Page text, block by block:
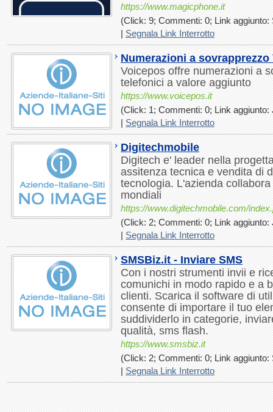
https://www.magicphone.it
(Click: 9; Commenti: 0; Link aggiunto:
|Segnala Link Interrotto
Numerazioni a sovrapprezzo
Voicepos offre numerazioni a
telefonici a valore aggiunto
https://www.voicepos.it
(Click: 1; Commenti: 0; Link aggiunto:
|Segnala Link Interrotto
Digitechmobile
Digitech e' leader nella
assitenza tecnica e vendita di
tecnologia. L'azienda
mondiali
https://www.digitechmobile.com/
(Click: 2; Commenti: 0; Link aggiunto:
|Segnala Link Interrotto
SMSBiz.it - Inviare SMS
Con i nostri strumenti invii e
comunichi in modo rapido e a
clienti. Scarica il software di
consente di importare il tuo
suddividerlo in categorie,
qualità, sms flash.
https://www.smsbiz.it
(Click: 2; Commenti: 0; Link aggiunto:
|Segnala Link Interrotto